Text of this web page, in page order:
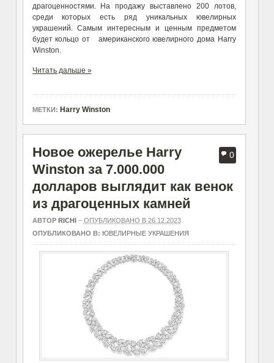
драгоценностями. На продажу выставлено 200 лотов,
среди которых есть ряд уникальных ювелирных
украшений. Самым интересным и ценным предметом
будет кольцо от американского ювелирного дома Harry
Winston.
Читать дальше »
МЕТКИ: Harry Winston
0
Новое ожерелье Harry
Winston за 7.000.000
долларов выглядит как венок
из драгоценных камней
АВТОР RICHI– ОПУБЛИКОВАНО В 26.12.2023
ОПУБЛИКОВАНО В: ЮВЕЛИРНЫЕ УКРАШЕНИЯ